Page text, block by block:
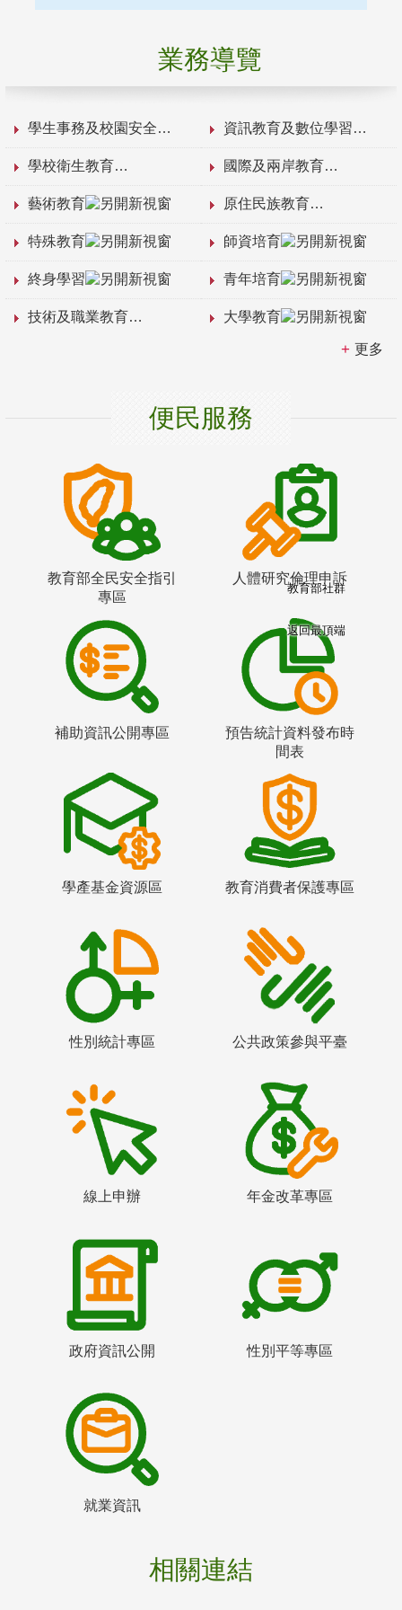
業務導覽
學生事務及校園安全 資訊教育及數位學習
學校衛生教育 國際及兩岸教育
藝術教育 原住民族教育
特殊教育 師資培育
終身學習 青年培育
技術及職業教育 大學教育
更多
便民服務
教育部全民安全指引
專區
人體研究倫理申訴
補助資訊公開專區
預告統計資料發布時
間表
學產基金資源區 教育消費者保護專區
性別統計專區 公共政策參與平臺
線上申辦 年金改革專區
政府資訊公開 性別平等專區
就業資訊
相關連結
教育部社群
返回最頂端